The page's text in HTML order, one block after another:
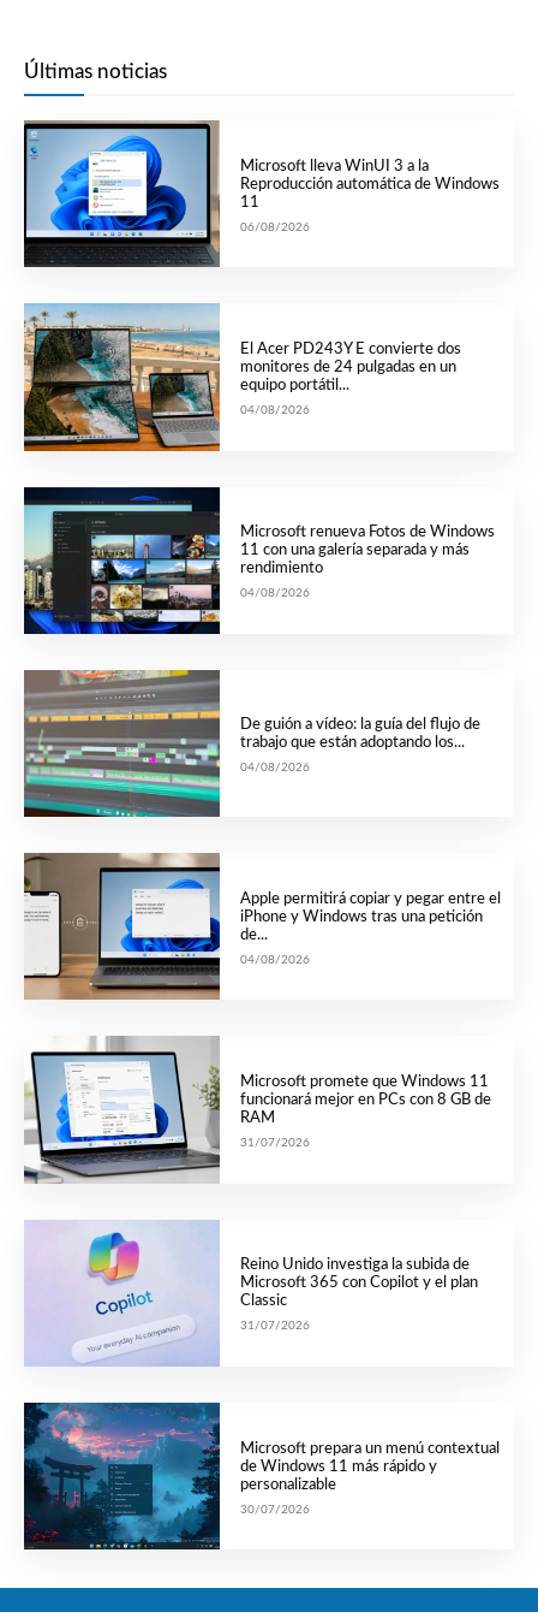
Últimas noticias
Microsoft lleva WinUI 3 a la
Reproducción automática de Windows
11
06/08/2026
El Acer PD243Y E convierte dos
monitores de 24 pulgadas en un
equipo portátil...
04/08/2026
Microsoft renueva Fotos de Windows
11 con una galería separada y más
rendimiento
04/08/2026
De guión a vídeo: la guía del flujo de
trabajo que están adoptando los...
04/08/2026
Apple permitirá copiar y pegar entre el
iPhone y Windows tras una petición
de...
04/08/2026
Microsoft promete que Windows 11
funcionará mejor en PCs con 8 GB de
RAM
31/07/2026
Reino Unido investiga la subida de
Microsoft 365 con Copilot y el plan
Classic
31/07/2026
Microsoft prepara un menú contextual
de Windows 11 más rápido y
personalizable
30/07/2026